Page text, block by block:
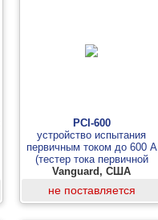
PCI-600
устройство испытания
первичным током до 600 А
(тестер тока первичной
обмотки)
Vanguard, США
не поставляется